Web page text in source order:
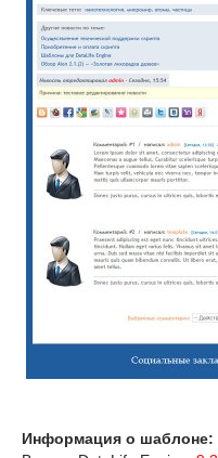
Информация о шаблоне: